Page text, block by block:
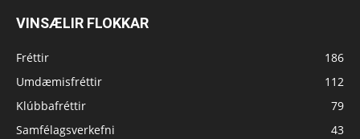
VINSÆLIR FLOKKAR
Fréttir
186
Umdæmisfréttir
112
Klúbbafréttir
79
Samfélagsverkefni
43